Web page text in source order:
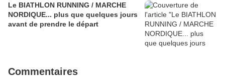
Le BIATHLON RUNNING / MARCHE
NORDIQUE... plus que quelques jours
avant de prendre le départ
Commentaires